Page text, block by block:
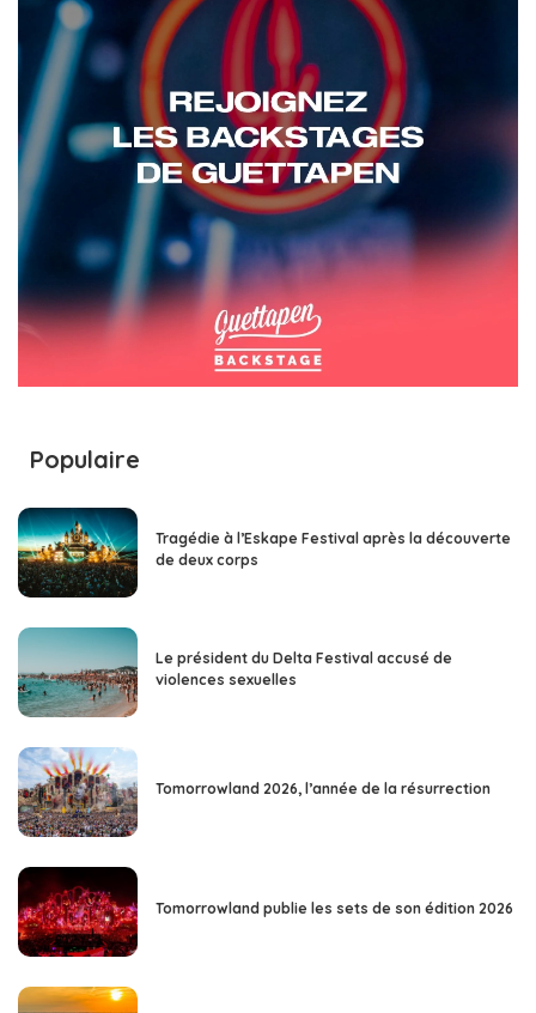
Populaire
Tragédie à l’Eskape Festival après la découverte
de deux corps
Le président du Delta Festival accusé de
violences sexuelles
Tomorrowland 2026, l’année de la résurrection
Tomorrowland publie les sets de son édition 2026